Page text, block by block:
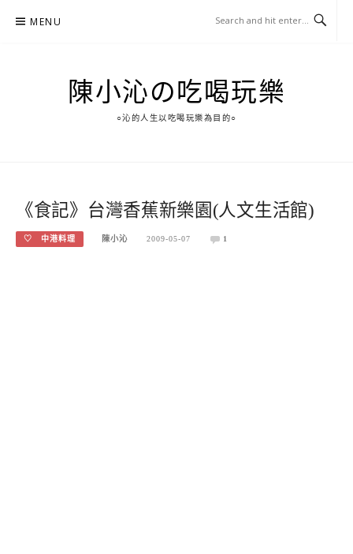
MENU
陳小沁の吃喝玩樂
○沁的人生以吃喝玩樂為目的○
《食記》台灣香蕉新樂園(人文生活館)
♡ 中港料理 陳小沁 2009-05-07 1